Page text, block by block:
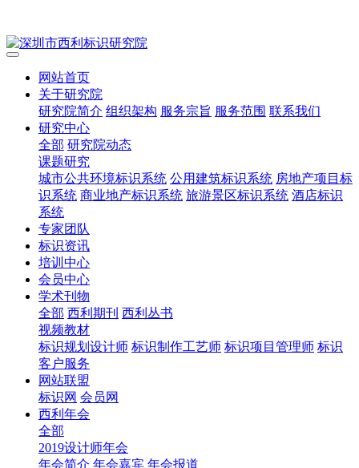
网站首页
关于研究院
研究院简介 组织架构 服务宗旨 服务范围 联系我们
研究中心
全部 研究院动态
课题研究
城市公共环境标识系统 公用建筑标识系统 房地产项目标
识系统 商业地产标识系统 旅游景区标识系统 酒店标识
系统
专家团队
标识资讯
培训中心
会员中心
学术刊物
全部 西利期刊 西利丛书
视频教材
标识规划设计师 标识制作工艺师 标识项目管理师 标识
客户服务
网站联盟
标识网 会员网
西利年会
全部
2019设计师年会
年会简介 年会嘉宾 年会报道